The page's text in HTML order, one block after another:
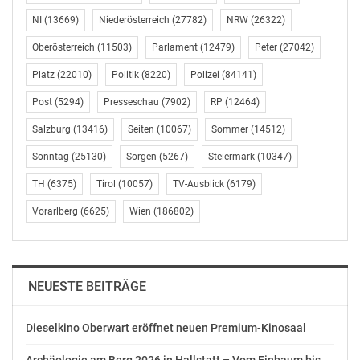
„Kurz und Strache haben den Kampf gegen Sozialbetrug
eingestellt. Sie lassen die ArbeitnehmerInnen genauso
im Stich wie die unzähligen ehrlichen Unternehmen.
Der ‚Deckel‘ bei den Strafen wird von den unehrlichen
Unternehmen sicher so verstanden, wie es von
Schwarz-Blau gemeint ist: als Einladung zum
Sozialbetrug“, so der SPÖ-Sozialsprecher.
Hintergrund: Heute beschloss der Nationalrat mit dem
Budgetbegleitgesetz, dass für Strafen gegen Verstöße
bei der Meldung der neuen monatlichen
die Mitarbeiter beschäftigt sind) eine Obergrenze
eingezogen wird. Diese Obergrenze beträgt das
NI (13669) Niederösterreich (27782) NRW (26322)
Oberösterreich (11503) Parlament (12479) Peter (27042)
Platz (22010) Politik (8220) Polizei (84141)
Post (5294) Presseschau (7902) RP (12464)
Salzburg (13416) Seiten (10067) Sommer (14512)
Sonntag (25130) Sorgen (5267) Steiermark (10347)
TH (6375) Tirol (10057) TV-Ausblick (6179)
Vorarlberg (6625) Wien (186802)
NEUESTE BEITRÄGE
Dieselkino Oberwart eröffnet neuen Premium-Kinosaal